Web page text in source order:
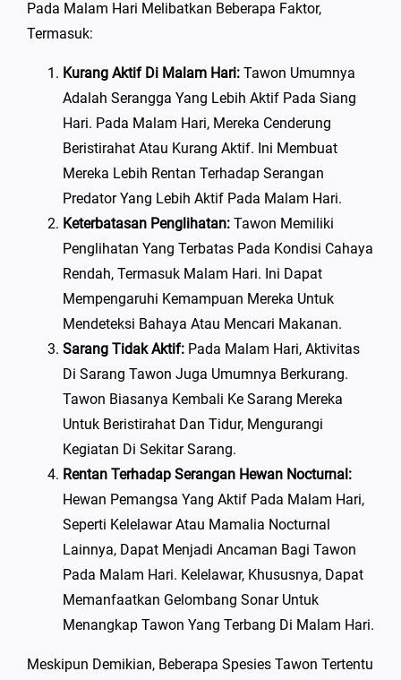
Pada Malam Hari Melibatkan Beberapa Faktor,
Termasuk:
Kurang Aktif Di Malam Hari: Tawon Umumnya
Adalah Serangga Yang Lebih Aktif Pada Siang
Hari. Pada Malam Hari, Mereka Cenderung
Beristirahat Atau Kurang Aktif. Ini Membuat
Mereka Lebih Rentan Terhadap Serangan
Predator Yang Lebih Aktif Pada Malam Hari.
Keterbatasan Penglihatan: Tawon Memiliki
Penglihatan Yang Terbatas Pada Kondisi Cahaya
Rendah, Termasuk Malam Hari. Ini Dapat
Mempengaruhi Kemampuan Mereka Untuk
Mendeteksi Bahaya Atau Mencari Makanan.
Sarang Tidak Aktif: Pada Malam Hari, Aktivitas
Di Sarang Tawon Juga Umumnya Berkurang.
Tawon Biasanya Kembali Ke Sarang Mereka
Untuk Beristirahat Dan Tidur, Mengurangi
Kegiatan Di Sekitar Sarang.
Rentan Terhadap Serangan Hewan Nocturnal:
Hewan Pemangsa Yang Aktif Pada Malam Hari,
Seperti Kelelawar Atau Mamalia Nocturnal
Lainnya, Dapat Menjadi Ancaman Bagi Tawon
Pada Malam Hari. Kelelawar, Khususnya, Dapat
Memanfaatkan Gelombang Sonar Untuk
Menangkap Tawon Yang Terbang Di Malam Hari.
Meskipun Demikian, Beberapa Spesies Tawon Tertentu